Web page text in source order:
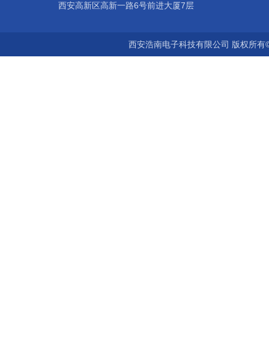
西安高新区高新一路6号前进大厦7层
西安浩南电子科技有限公司 版权所